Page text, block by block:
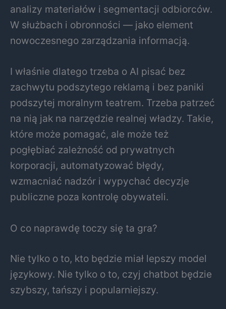
analizy materiałów i segmentacji odbiorców.
W służbach i obronności — jako element
nowoczesnego zarządzania informacją.
I właśnie dlatego trzeba o AI pisać bez
zachwytu podszytego reklamą i bez paniki
podszytej moralnym teatrem. Trzeba patrzeć
na nią jak na narzędzie realnej władzy. Takie,
które może pomagać, ale może też
pogłębiać zależność od prywatnych
korporacji, automatyzować błędy,
wzmacniać nadzór i wypychać decyzje
publiczne poza kontrolę obywateli.
O co naprawdę toczy się ta gra?
Nie tylko o to, kto będzie miał lepszy model
językowy. Nie tylko o to, czyj chatbot będzie
szybszy, tańszy i popularniejszy.